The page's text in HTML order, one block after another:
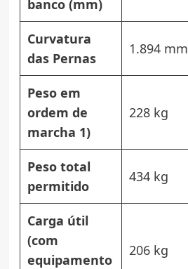
banco (mm)
Curvatura
das Pernas
1.894 mm
Peso em
ordem de
marcha 1)
228 kg
Peso total
permitido
434 kg
Carga útil
(com
equipamento
206 kg